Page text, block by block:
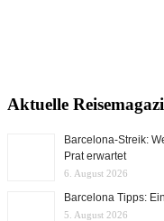
Aktuelle
Barcelona-Streik:
Prat erwartet
6. August 2026
Barcelona Tipps:
5. August 2026